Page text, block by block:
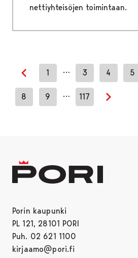
nettiyhteisöjen toimintaan.
Edellinen sivu
1 … 3 4 5
8 9 … 117
Porin kaupunki
PL 121, 28101 PORI
Puh. 02 621 1100
kirjaamo@pori.fi